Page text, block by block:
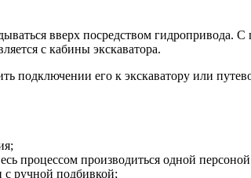
вверх посредством
с кабины экскаватора.
его к экскаватору или
процессом производиться одной
с ручной подбивкой;